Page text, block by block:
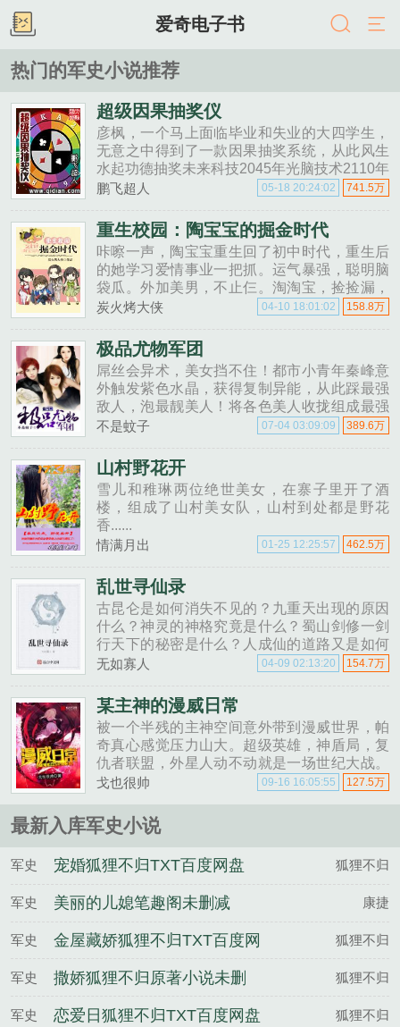
爱奇电子书
热门的军史小说推荐
超级因果抽奖仪
彦枫，一个马上面临毕业和失业的大四学生，
无意之中得到了一款因果抽奖系统，从此风生
水起功德抽奖未来科技2045年光脑技术2110年
氢能源技术未来产品2038年劳斯劳斯2115年超
鹏飞超人 741.5万
05-18 20:24:02
重生校园：陶宝宝的掘金时代
咔嚓一声，陶宝宝重生回了初中时代，重生后
的她学习爱情事业一把抓。运气暴强，聪明脑
袋瓜。外加美男，不止仨。淘淘宝，捡捡漏，
泡泡帅哥有节奏。喵了个咪的，可不可以不这
炭火烤大侠 158.8万
04-10 18:01:02
极品尤物军团
屌丝会异术，美女挡不住！都市小青年秦峰意
外触发紫色水晶，获得复制异能，从此踩最强
敌人，泡最靓美人！将各色美人收拢组成最强
极品尤物军团。极品军团272462213（欢迎大
不是蚊子 389.6万
07-04 03:09:09
山村野花开
雪儿和稚琳两位绝世美女，在寨子里开了酒
楼，组成了山村美女队，山村到处都是野花
香......
情满月出 462.5万
01-25 12:25:57
乱世寻仙录
古昆仑是如何消失不见的？九重天出现的原因
什么？神灵的神格究竟是什么？蜀山剑修一剑
行天下的秘密是什么？人成仙的道路又是如何
断绝的？乱世寻仙录，带你走进这一段遗失的
无如寡人 154.7万
04-09 02:13:20
某主神的漫威日常
被一个半残的主神空间意外带到漫威世界，帕
奇真心感觉压力山大。超级英雄，神盾局，复
仇者联盟，外星人动不动就是一场世纪大战。
为了保存自身，帕奇觉得自己必须得做些什
翻地覆的变化ps本书又......
戈也很帅 127.5万
09-16 16:05:55
最新入库军史小说
军史 宠婚狐狸不归TXT百度网盘 狐狸不归
军史 美丽的儿媳笔趣阁未删减 康捷
军史
金屋藏娇狐狸不归TXT百度网
盘
狐狸不归
军史
撒娇狐狸不归原著小说未删
减
狐狸不归
军史 恋爱日狐狸不归TXT百度网盘 狐狸不归